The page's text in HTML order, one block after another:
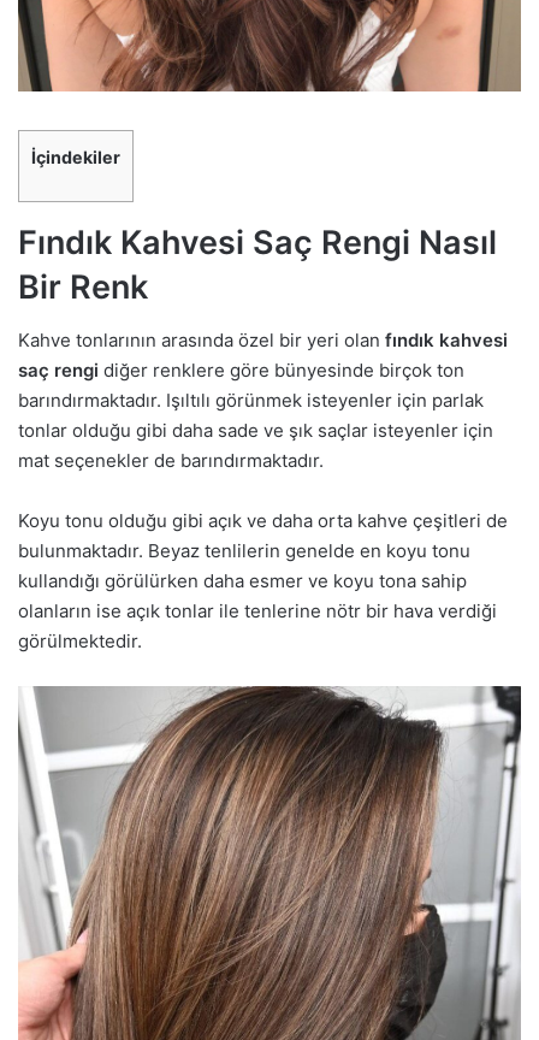
İçindekiler
Fındık Kahvesi Saç Rengi Nasıl
Bir Renk
Kahve tonlarının arasında özel bir yeri olan fındık kahvesi
saç rengi diğer renklere göre bünyesinde birçok ton
barındırmaktadır. Işıltılı görünmek isteyenler için parlak
tonlar olduğu gibi daha sade ve şık saçlar isteyenler için
mat seçenekler de barındırmaktadır.
Koyu tonu olduğu gibi açık ve daha orta kahve çeşitleri de
bulunmaktadır. Beyaz tenlilerin genelde en koyu tonu
kullandığı görülürken daha esmer ve koyu tona sahip
olanların ise açık tonlar ile tenlerine nötr bir hava verdiği
görülmektedir.